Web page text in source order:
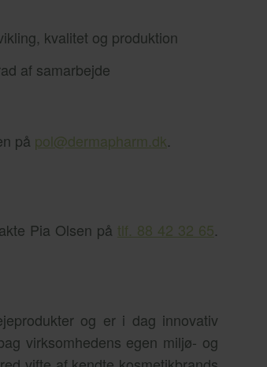
kvalitet og produktion
af samarbejde
på pol@dermapharm.dk.
Pia Olsen på tlf. 88 42 32 65.
og er i dag innovativ
virksomhedens egen miljø- og